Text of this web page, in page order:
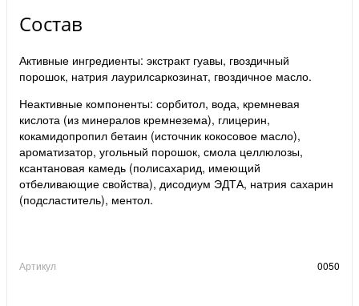
Состав
Активные ингредиенты: экстракт гуавы, гвоздичный
порошок, натрия лаурилсаркозинат, гвоздичное масло.
Неактивные компоненты: сорбитол, вода, кремневая
кислота (из минералов кремнезема), глицерин,
кокамидопропил бетаин (источник кокосовое масло),
ароматизатор, угольный порошок, смола целлюлозы,
ксантановая камедь (полисахарид, имеющий
отбеливающие свойства), дисодиум ЭДТА, натрия сахарин
(подсластитель), ментол.
Артикул 0050